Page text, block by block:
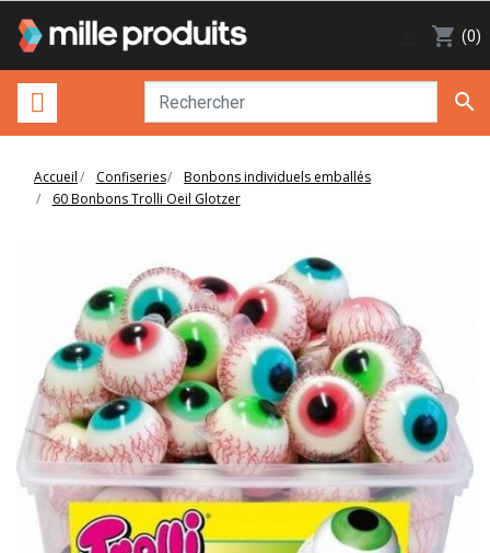
shopping_cart (0)

Accueil Confiseries
Bonbons individuels emballés
60 Bonbons Trolli Oeil Glotzer